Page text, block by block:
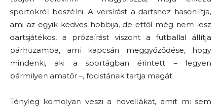
sportokról beszélni. A versírást a dartshoz hasonlítja,
ami az egyik kedves hobbija, de ettől még nem lesz
dartsjátékos, a prózaírást viszont a futballal állítja
párhuzamba, ami kapcsán meggyőződése, hogy
mindenki, aki a sportágban érintett – legyen
bármilyen amatőr –, focistának tartja magát.
Tényleg komolyan veszi a novellákat, amit mi sem